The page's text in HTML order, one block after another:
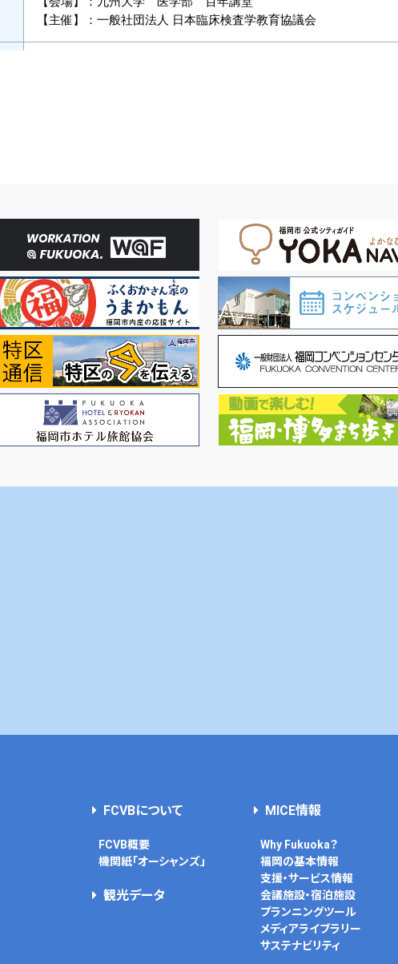
FCVBについて
FCVB概要
機関紙「オーシャンズ」
観光データ
MICE情報
Why Fukuoka？
福岡の基本情報
支援・サービス情報
会議施設・宿泊施設
プランニングツール
メディアライブラリー
サステナビリティ